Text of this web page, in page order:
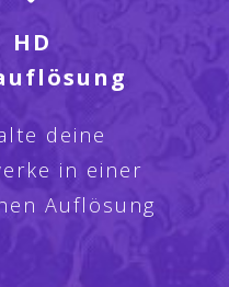
HD
deine
in einer
Auflösung